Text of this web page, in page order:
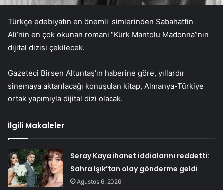
Türkçe edebiyatın en önemli isimlerinden Sabahattin
Ali’nin en çok okunan romanı “Kürk Mantolu Madonna”nın
dijital dizisi çekilecek.
Gazeteci Birsen Altuntaş’ın haberine göre, yıllardır
sinemaya aktarılacağı konuşulan kitap, Almanya-Türkiye
ortak yapımıyla dijital dizi olacak.
İlgili Makaleler
Seray Kaya ihanet iddialarını reddetti:
Sahra Işık’tan olay gönderme geldi
Ağustos 6, 2026